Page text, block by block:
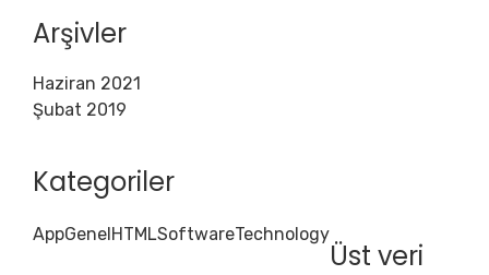
Arşivler
Haziran 2021
Şubat 2019
Kategoriler
AppGenelHTMLSoftwareTechnology
Üst veri